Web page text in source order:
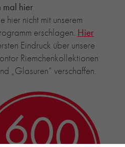
mal hier
nicht mit unserem
erschlagen. Hier
Eindruck über unsere
Riemchenkollektionen
„Glasuren“ verschaffen.